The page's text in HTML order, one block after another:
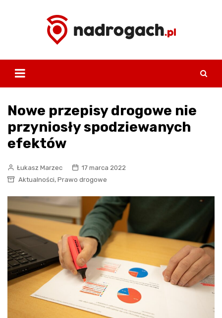
Nowe przepisy drogowe nie
przyniosły spodziewanych
efektów
Łukasz Marzec
17 marca 2022
Aktualności, Prawo drogowe